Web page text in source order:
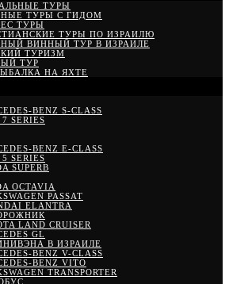
ТУРЫ
ТУРЫ С ГИДОМ
ТУРЫ
ТУРЫ ПО ИЗРАИЛЮ
ВИННЫЙ ТУР В ИЗРАИЛЕ
ТУРИЗМ
ТУР
НА ЯХТЕ
BENZ S-CLASS
SERIES
BENZ E-CLASS
SERIES
SUPERB
OCTAVIA
PASSAT
ELANTRA
LAND CRUISER
GL
В ИЗРАИЛЕ
BENZ V-CLASS
BENZ VITO
TRANSPORTER